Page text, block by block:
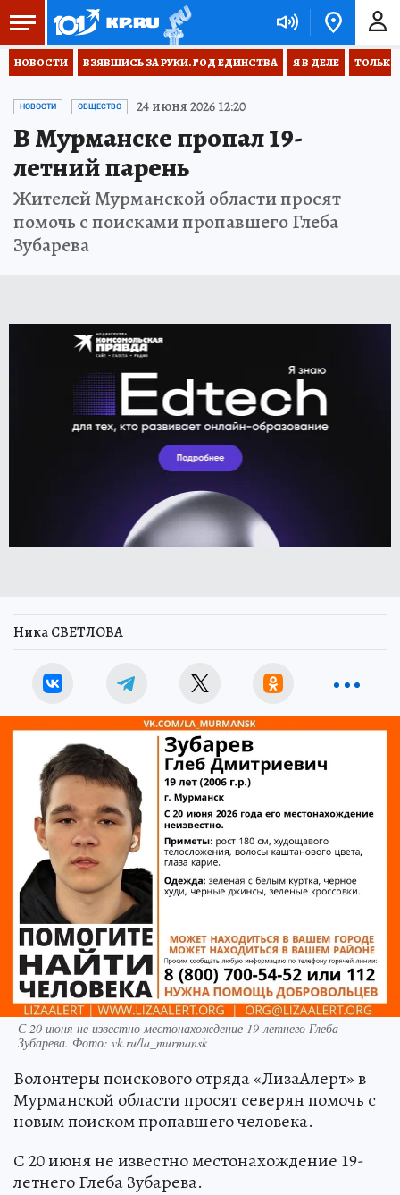
НОВОСТИ ВЗЯВШИСЬ ЗА РУКИ. ГОД ЕДИНСТВА Я В ДЕЛЕ ТОЛЬКО
НОВОСТИ ОБЩЕСТВО 24 июня 2026 12:20
В Мурманске пропал 19-
летний парень
Жителей Мурманской области просят
помочь с поисками пропавшего Глеба
Зубарева
Ника СВЕТЛОВА
С 20 июня не известно местонахождение 19-летнего Глеба
Зубарева. Фото: vk.ru/la_murmansk
Волонтеры поискового отряда «ЛизаАлерт» в
Мурманской области просят северян помочь с
новым поиском пропавшего человека.
С 20 июня не известно местонахождение 19-
летнего Глеба Зубарева.